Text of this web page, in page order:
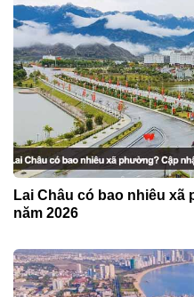
Lai Châu có bao nhiêu
năm 2026